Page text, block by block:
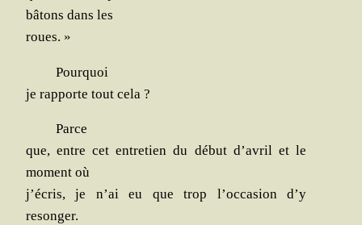
bâtons dans les
roues. »
Pour­quoi
je rap­porte tout cela ?
Parce
que, entre cet entre­tien du début d’avril et le
moment où
j’écris, je n’ai eu que trop l’occasion d’y
resonger.